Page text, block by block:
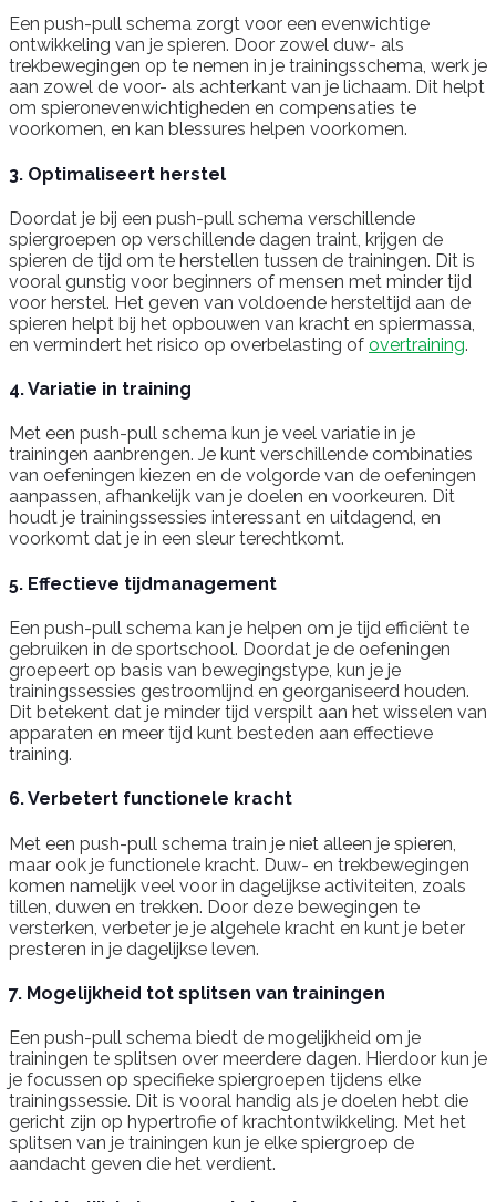
Een push-pull schema zorgt voor een evenwichtige
ontwikkeling van je spieren. Door zowel duw- als
trekbewegingen op te nemen in je trainingsschema, werk je
aan zowel de voor- als achterkant van je lichaam. Dit helpt
om spieronevenwichtigheden en compensaties te
voorkomen, en kan blessures helpen voorkomen.
3. Optimaliseert herstel
Doordat je bij een push-pull schema verschillende
spiergroepen op verschillende dagen traint, krijgen de
spieren de tijd om te herstellen tussen de trainingen. Dit is
vooral gunstig voor beginners of mensen met minder tijd
voor herstel. Het geven van voldoende hersteltijd aan de
spieren helpt bij het opbouwen van kracht en spiermassa,
en vermindert het risico op overbelasting of overtraining.
4. Variatie in training
Met een push-pull schema kun je veel variatie in je
trainingen aanbrengen. Je kunt verschillende combinaties
van oefeningen kiezen en de volgorde van de oefeningen
aanpassen, afhankelijk van je doelen en voorkeuren. Dit
houdt je trainingssessies interessant en uitdagend, en
voorkomt dat je in een sleur terechtkomt.
5. Effectieve tijdmanagement
Een push-pull schema kan je helpen om je tijd efficiënt te
gebruiken in de sportschool. Doordat je de oefeningen
groepeert op basis van bewegingstype, kun je je
trainingssessies gestroomlijnd en georganiseerd houden.
Dit betekent dat je minder tijd verspilt aan het wisselen van
apparaten en meer tijd kunt besteden aan effectieve
training.
6. Verbetert functionele kracht
Met een push-pull schema train je niet alleen je spieren,
maar ook je functionele kracht. Duw- en trekbewegingen
komen namelijk veel voor in dagelijkse activiteiten, zoals
tillen, duwen en trekken. Door deze bewegingen te
versterken, verbeter je je algehele kracht en kunt je beter
presteren in je dagelijkse leven.
7. Mogelijkheid tot splitsen van trainingen
Een push-pull schema biedt de mogelijkheid om je
trainingen te splitsen over meerdere dagen. Hierdoor kun je
je focussen op specifieke spiergroepen tijdens elke
trainingssessie. Dit is vooral handig als je doelen hebt die
gericht zijn op hypertrofie of krachtontwikkeling. Met het
splitsen van je trainingen kun je elke spiergroep de
aandacht geven die het verdient.